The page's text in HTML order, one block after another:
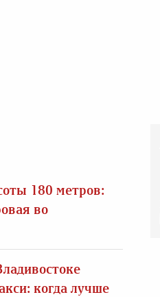
180 метров:
во
когда лучше